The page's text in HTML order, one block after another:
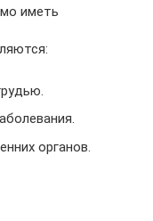
иметь
органов.